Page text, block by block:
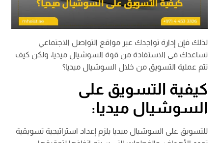
لذلك فإن إدارة تواجدك عبر مواقع التواصل الاجتماعي
تساعدك في الاستفادة من قوة السوشيال ميديا، ولكن كيف
تتم عملية التسويق من خلال السوشيال ميديا؟
كيفية التسويق على
السوشيال ميديا:
للتسويق على السوشيال ميديا يلزم إعداد استراتيجية تسويقية